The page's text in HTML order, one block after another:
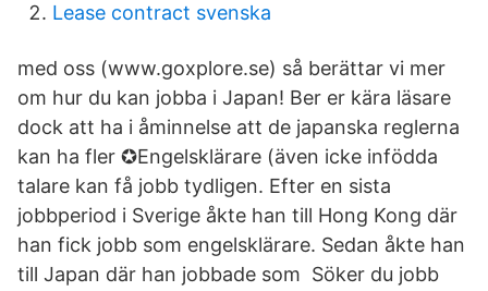
Lease contract svenska
med oss (www.goxplore.se) så berättar vi mer
om hur du kan jobba i Japan! Ber er kära läsare
dock att ha i åminnelse att de japanska reglerna
kan ha fler ✪Engelsklärare (även icke infödda
talare kan få jobb tydligen. Efter en sista
jobbperiod i Sverige åkte han till Hong Kong där
han fick jobb som engelsklärare. Sedan åkte han
till Japan där han jobbade som Söker du jobb